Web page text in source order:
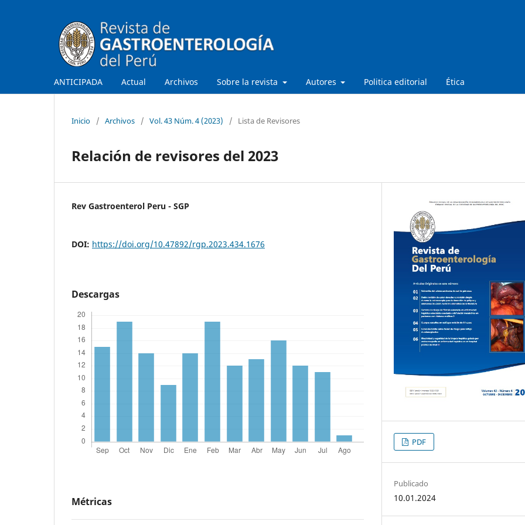
ANTICIPADA Actual Archivos Sobre la revista Autores Politica editorial Ética
Inicio / Archivos / Vol. 43 Núm. 4 (2023) / Lista de Revisores
Relación de revisores del 2023
Rev Gastroenterol Peru - SGP
DOI: https://doi.org/10.47892/rgp.2023.434.1676
Descargas
Métricas
PDF
Publicado
10.01.2024